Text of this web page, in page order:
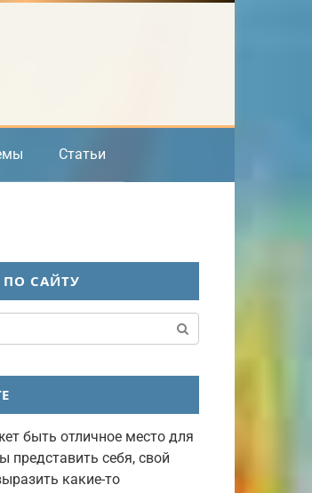
Статьи
САЙТУ
быть отличное место для
представить себя, свой
какие-то